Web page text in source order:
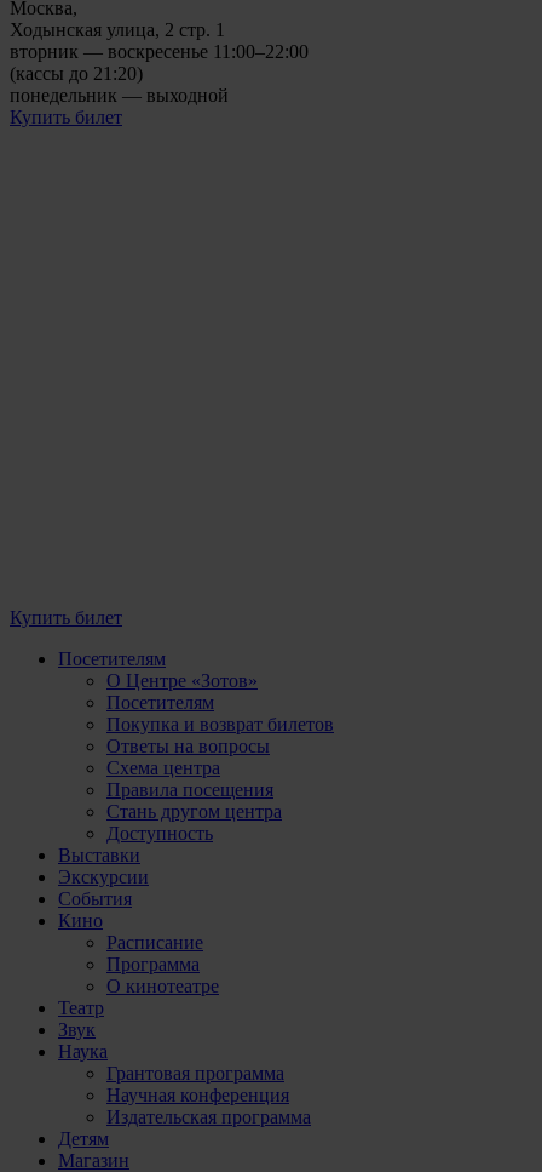
Москва,
Ходынская улица, 2 стр. 1
вторник — воскресенье 11:00–22:00
(кассы до 21:20)
понедельник — выходной
Купить билет
Купить билет
Посетителям
О Центре «Зотов»
Посетителям
Покупка и возврат билетов
Ответы на вопросы
Схема центра
Правила посещения
Стань другом центра
Доступность
Выставки
Экскурсии
События
Кино
Расписание
Программа
О кинотеатре
Театр
Звук
Наука
Грантовая программа
Научная конференция
Издательская программа
Детям
Магазин